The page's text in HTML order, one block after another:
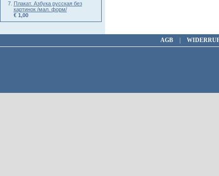
Плакат. Азбука русская без
картинок /мал. форм/
€ 1,00
AGB